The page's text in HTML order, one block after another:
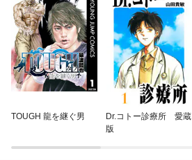
TOUGH 龍を継ぐ男
Dr.コトー診療所 愛蔵
版